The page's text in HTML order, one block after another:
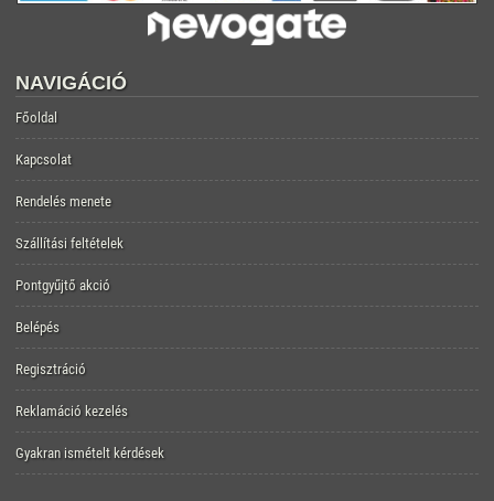
NAVIGÁCIÓ
Főoldal
Kapcsolat
Rendelés menete
Szállítási feltételek
Pontgyűjtő akció
Belépés
Regisztráció
Reklamáció kezelés
Gyakran ismételt kérdések